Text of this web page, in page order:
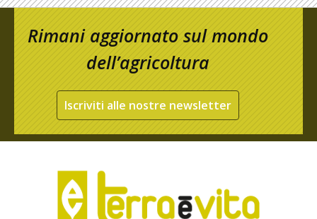
Rimani aggiornato sul mondo
dell’agricoltura
Iscriviti alle nostre newsletter